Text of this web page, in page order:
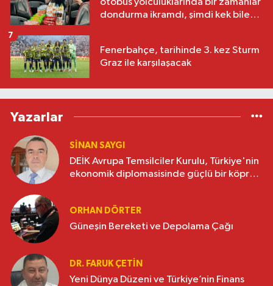
dondurma ikramdı, şimdi kek bile
Fenerbahçe, tarihinde 3. kez Sturm
Graz ile karşılaşacak
7
Yazarlar
SINAN SAYGI
DEİK Avrupa Temsilciler Kurulu, Türkiye'nin
ekonomik diplomasisinde güçlü bir köprü
ORHAN DÖRTER
Güneşin Bereketi ve Depolama Çağı
DR. FARUK ÇETİN
Yeni Dünya Düzeni ve Türkiye’nin Finans